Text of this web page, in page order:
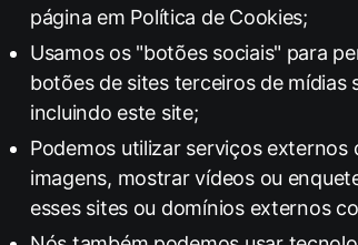
página em Política de Cookies;
Usamos os "botões sociais" para
botões de sites terceiros de
incluindo este site;
Podemos utilizar serviços
imagens, mostrar vídeos ou
esses sites ou domínios externos